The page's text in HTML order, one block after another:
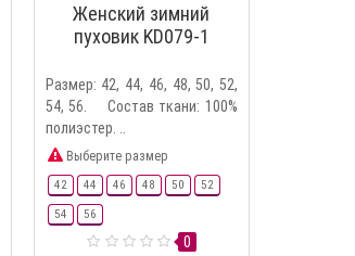
Женский зимний
пуховик KD079-1
Размер: 42, 44, 46, 48, 50, 52,
54, 56. Состав ткани: 100%
полиэстер. ..
Выберите размер
42 44 46 48 50 52
54 56
0